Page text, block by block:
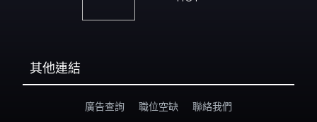
其他連結
廣告查詢 職位空缺 聯絡我們